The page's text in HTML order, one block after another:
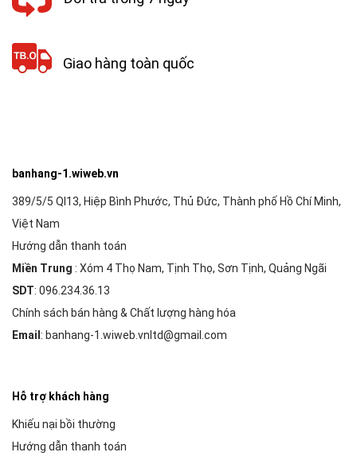
Giao hàng toàn quốc
banhang-1.wiweb.vn
389/5/5 Ql13, Hiệp Bình Phước, Thủ Đức, Thành phố Hồ Chí Minh,
Việt Nam
Hướng dẫn thanh toán
Miền Trung : Xóm 4 Thọ Nam, Tịnh Thọ, Sơn Tịnh, Quảng Ngãi
SDT: 096.234.36.13
Chính sách bán hàng & Chất lượng hàng hóa
Email : banhang-1.wiweb.vnltd@gmail.com
Hỗ trợ khách hàng
Khiếu nại bồi thường
Hướng dẫn thanh toán